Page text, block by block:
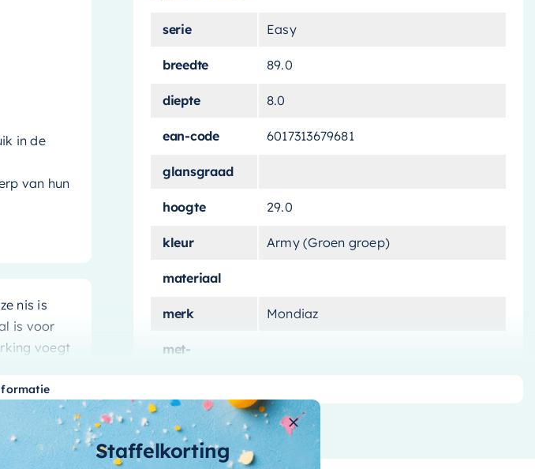
in de
van hun
nis is
is voor
voegt
serie Easy
breedte 89.0
diepte 8.0
ean-code 6017313679681
glansgraad
hoogte 29.0
kleur Army (Groen groep)
materiaal
merk Mondiaz
met-
montagewijze
aantal-vakken 1 vak
Staffelkorting